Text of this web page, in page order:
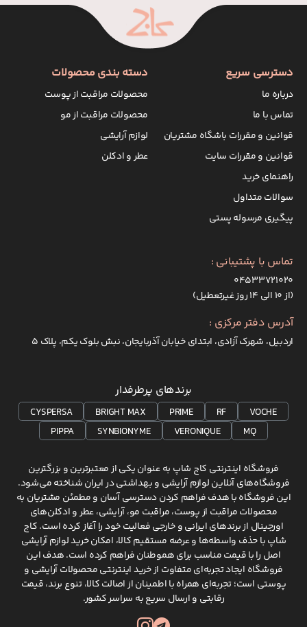
دسترسی سریع
درباره ما
تماس با ما
قوانین و مقررات باشگاه مشتریان
قوانین و مقررات سایت
راهنمای خرید
سوالات متداول
پیگیری مرسوله پستی
دسته بندی محصولات
محصولات مراقبت از پوست
محصولات مراقبت از مو
لوازم آرایشی
عطر و ادکلن
تماس با پشتیبانی :
۰۴۵۳۳۷۲۱۰۲۰
(از ۱۰ الی ۱۴ روز غیرتعطیل)
آدرس دفتر مرکزی :
اردبیل، شهرک آزادی، ابتدای خیابان آذربایجان، نبش بلوک یکم، پلاک 5
برندهای پرطرفدار
VOCHE
RF
PRIME
BRIGHT MAX
CYSPERSA
MQ
VERONIQUE
SYNBIONYME
PIPPA
فروشگاه اینترنتی کاج شاپ به عنوان یکی از معتبرترین و بزرگترین
فروشگاه‌های آنلاین لوازم آرایشی و بهداشتی در ایران شناخته می‌شود.
این فروشگاه با هدف فراهم کردن دسترسی آسان و مطمئن مشتریان به
محصولات مراقبت از پوست، مراقبت مو، آرایشی، عطر و ادکلن‌های
اورجینال از برندهای ایرانی و خارجی فعالیت خود را آغاز کرده است. کاج
شاپ با حذف واسطه‌ها و عرضه مستقیم کالا، امکان خرید لوازم آرایشی
اصل را با قیمت مناسب برای هموطنان فراهم کرده است. هدف این
فروشگاه ایجاد تجربه‌ای متفاوت از خرید اینترنتی محصولات آرایشی و
پوستی است؛ تجربه‌ای همراه با اطمینان از اصالت کالا، تنوع برند، قیمت
رقابتی و ارسال سریع به سراسر کشور.